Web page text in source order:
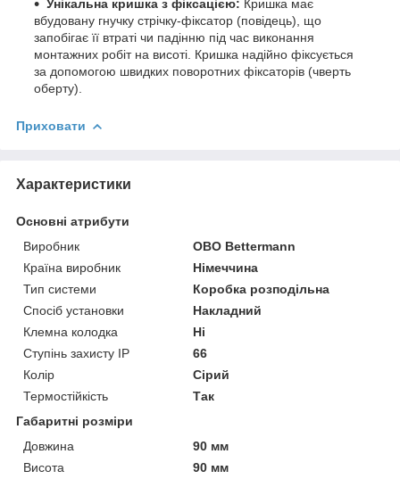
Унікальна кришка з фіксацією: Кришка має
вбудовану гнучку стрічку-фіксатор (повідець), що
запобігає її втраті чи падінню під час виконання
монтажних робіт на висоті. Кришка надійно фіксується
за допомогою швидких поворотних фіксаторів (чверть
оберту).
Приховати
Характеристики
Основні атрибути
Виробник
OBO Bettermann
Країна виробник
Німеччина
Тип системи
Коробка розподільна
Спосіб установки
Накладний
Клемна колодка
Ні
Ступінь захисту IP
66
Колір
Сірий
Термостійкість
Так
Габаритні розміри
Довжина
90 мм
Висота
90 мм